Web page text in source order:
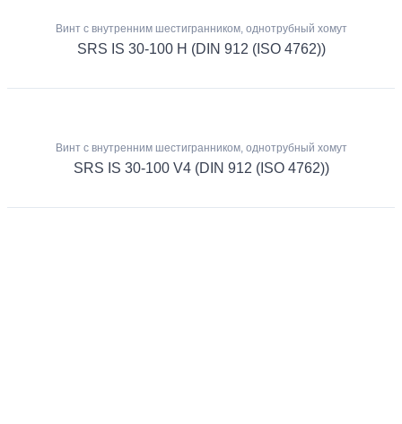
Винт с внутренним шестигранником, однотрубный хомут
SRS IS 30-100 H (DIN 912 (ISO 4762))
Винт с внутренним шестигранником, однотрубный хомут
SRS IS 30-100 V4 (DIN 912 (ISO 4762))